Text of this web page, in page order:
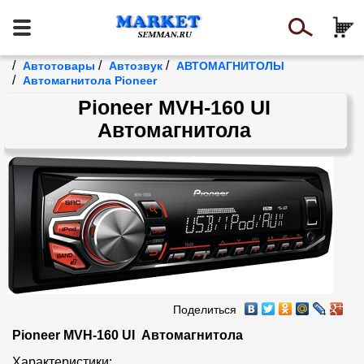
/ Автотовары / Автозвук / АВТОМАГНИТОЛЫ
/ Автомагнитола Pioneer
Pioneer MVH-160 UI
Автомагнитола
Поделиться
Pioneer MVH-160 UI  Автомагнитола